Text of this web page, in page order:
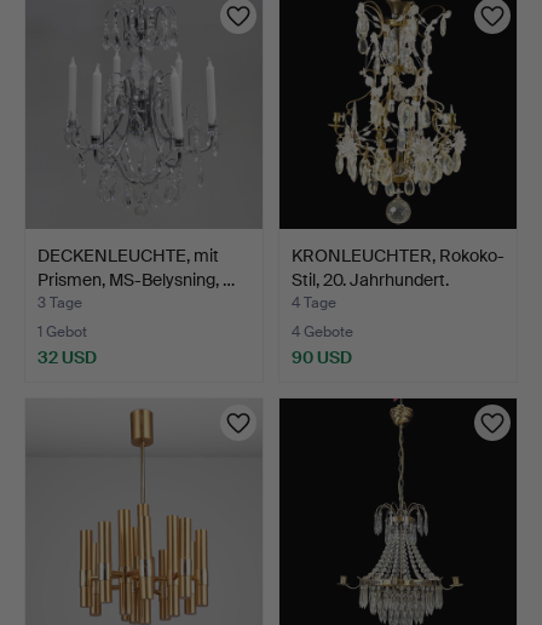
DECKENLEUCHTE, mit
Prismen, MS-Belysning, …
3 Tage
1 Gebot
32 USD
KRONLEUCHTER, Rokoko-
Stil, 20. Jahrhundert.
4 Tage
4 Gebote
90 USD